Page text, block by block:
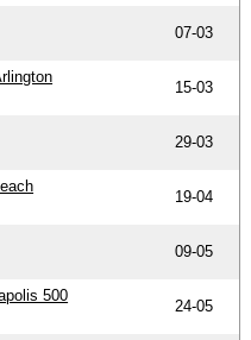
07-03
15-03
29-03
19-04
09-05
500
24-05